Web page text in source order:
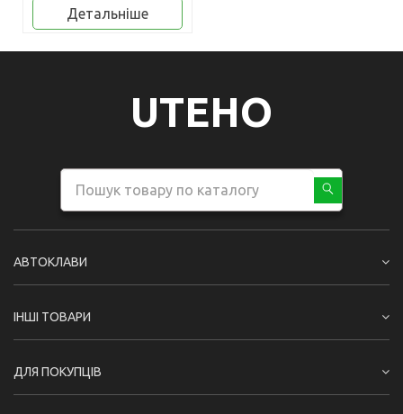
Детальніше
UTEHO
АВТОКЛАВИ
ІНШІ ТОВАРИ
ДЛЯ ПОКУПЦІВ